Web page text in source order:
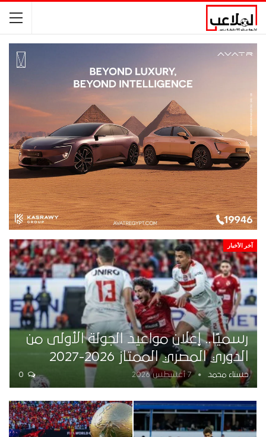
آخر الأخبار
رسميًا.. إعلان مواعيد الجولة الأولى من
الدوري المصري الممتاز 2026-2027
حسناء محمد 7 أغسطس 2026